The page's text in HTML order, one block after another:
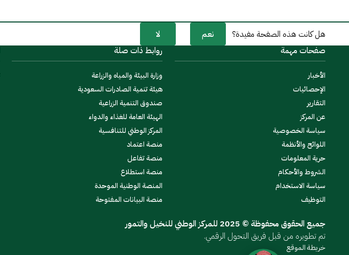
هل كانت هذه الصفحة مفيدة؟ نعم
لا
صفحات مهمة
الأخبار
الإحصائيات
التقارير
عن المركز
سياسة الخصوصية
اللوائح والأنظمة
حرية المعلومات
الشروط والأحكام
سياسة الاستخدام
التوظيف
روابط ذات صلة
وزارة البيئة والمياه والزراعة
هيئة تنمية الصادرات السعودية
صندوق التنمية الزراعية
الهيئة العامة للغذاء والدواء
المركز الوطني للتنافسية
منصة اعتماد
منصة تفاعل
منصة استطلاع
المنصة الوطنية الموحدة
منصة البيانات المفتوحة
جميع الحقوق محفوظة © 2025 للمركز الوطني للنخيل والتمور
تم تطويره من قبل فريق التحول الرقمي.
خريطة الموقع